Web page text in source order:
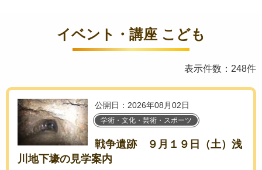
イベント・講座 こども
表示件数：248件
公開日：2026年08月02日
学術・文化・芸術・スポーツ
戦争遺跡 ９月１９日（土）浅
川地下壕の見学案内